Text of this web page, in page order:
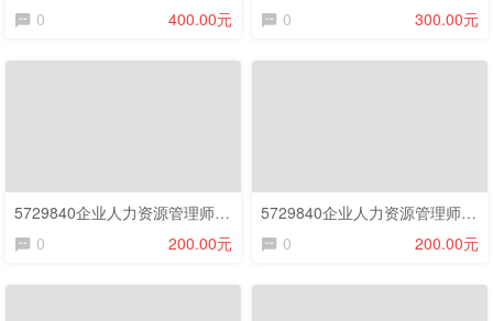
0
400.00元
0
300.00元
5729840企业人力资源管理师-专业技能（四级）D0019(考前密训班)
0
200.00元
5729840企业人力资源管理师-专业技能（四级）D0019(入门直播班)
0
200.00元